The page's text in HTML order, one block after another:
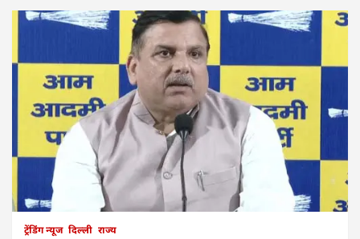
ट्रेंडिंग न्यूज दिल्ली राज्य